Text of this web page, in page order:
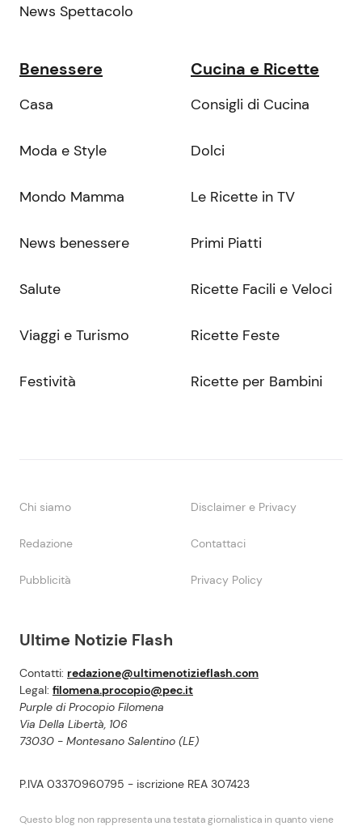
Ultime Notizie Flash
Contatti: redazione@ultimenotizieflash.com
Legal: filomena.procopio@pec.it
Purple di Procopio Filomena
Via Della Libertà, 106
73030 - Montesano Salentino (LE)
P.IVA 03370960795 - iscrizione REA 307423
Questo blog non rappresenta una testata giornalistica in quanto viene
News Spettacolo
Benessere
Casa
Moda e Style
Mondo Mamma
News benessere
Salute
Viaggi e Turismo
Festività
Cucina e Ricette
Consigli di Cucina
Dolci
Le Ricette in TV
Primi Piatti
Ricette Facili e Veloci
Ricette Feste
Ricette per Bambini
Chi siamo Disclaimer e Privacy
Redazione Contattaci
Pubblicità Privacy Policy